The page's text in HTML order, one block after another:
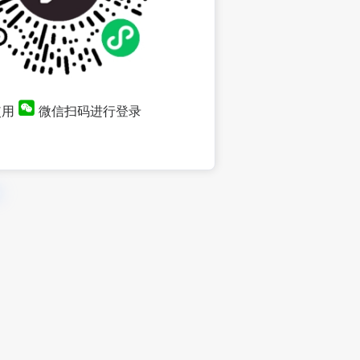
微信扫码进行登录